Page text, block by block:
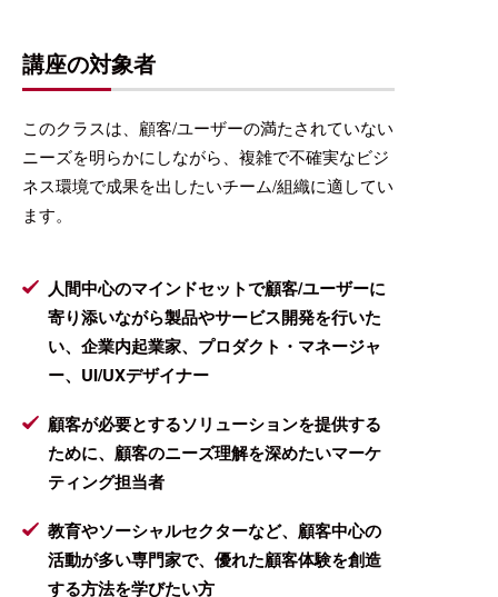
講座の対象者
このクラスは、顧客/ユーザーの満たされていない
ニーズを明らかにしながら、複雑で不確実なビジ
ネス環境で成果を出したいチーム/組織に適してい
ます。
人間中心のマインドセットで顧客/ユーザーに
寄り添いながら製品やサービス開発を行いた
い、企業内起業家、プロダクト・マネージャ
ー、UI/UXデザイナー
顧客が必要とするソリューションを提供する
ために、顧客のニーズ理解を深めたいマーケ
ティング担当者
教育やソーシャルセクターなど、顧客中心の
活動が多い専門家で、優れた顧客体験を創造
する方法を学びたい方